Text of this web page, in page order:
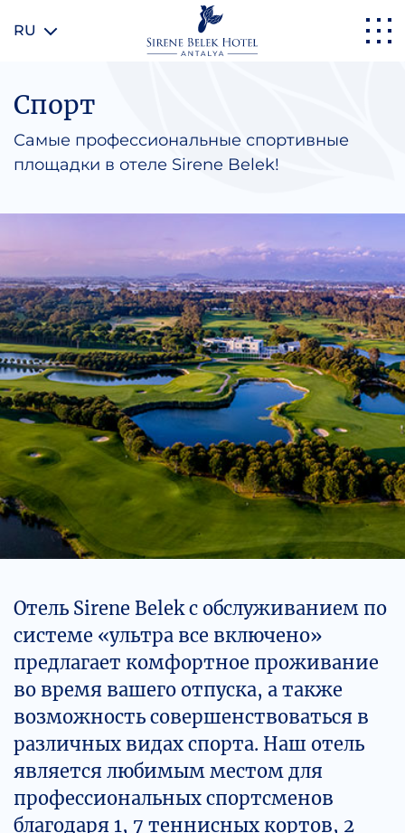
RU
Спорт
Самые профессиональные спортивные
площадки в отеле Sirene Belek!
Отель Sirene Belek с обслуживанием по
системе «ультра все включено»
предлагает комфортное проживание
во время вашего отпуска, а также
возможность совершенствоваться в
различных видах спорта. Наш отель
является любимым местом для
профессиональных спортсменов
благодаря 1, 7 теннисных кортов, 2